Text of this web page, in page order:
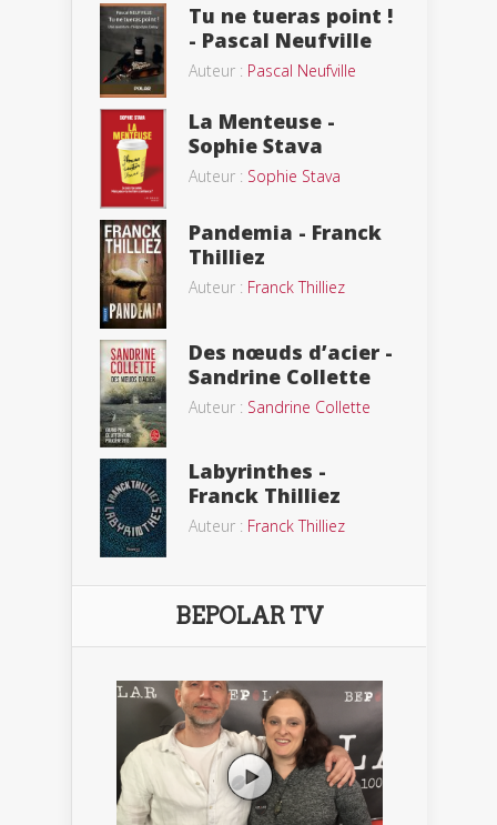
Tu ne tueras point !
- Pascal Neufville
Auteur : Pascal Neufville
La Menteuse -
Sophie Stava
Auteur : Sophie Stava
Pandemia - Franck
Thilliez
Auteur : Franck Thilliez
Des nœuds d’acier -
Sandrine Collette
Auteur : Sandrine Collette
Labyrinthes -
Franck Thilliez
Auteur : Franck Thilliez
BEPOLAR TV